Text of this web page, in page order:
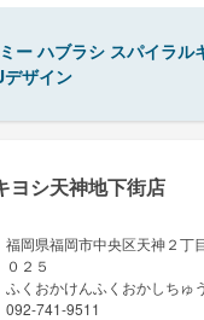
ー ハブラシ スパイラル
ザイン
ヨシ天神地下街店
福岡県福岡市中央区天神２丁
０２５
ふくおかけんふくおかしちゅ
092-741-9511